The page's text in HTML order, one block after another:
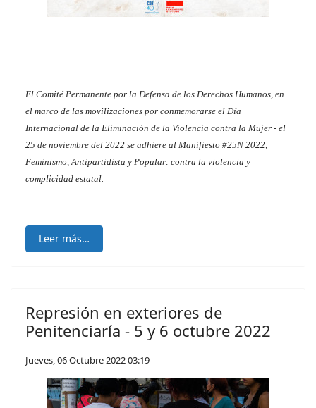
El Comité Permanente por la Defensa de los Derechos Humanos, en
el marco de las movilizaciones por conmemorarse el Día
Internacional de la Eliminación de la Violencia contra la Mujer - el
25 de noviembre del 2022 se adhiere al Manifiesto #25N 2022,
Feminismo, Antipartidista y Popular: contra la violencia y
complicidad estatal.
Leer más…
Represión en exteriores de
Penitenciaría - 5 y 6 octubre 2022
Jueves, 06 Octubre 2022 03:19